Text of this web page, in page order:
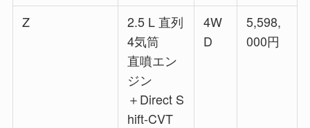
Z
2.5 L 直列
4気筒
直噴エン
ジン
＋Direct S
hift-CVT
4W
D
5,598,
000円